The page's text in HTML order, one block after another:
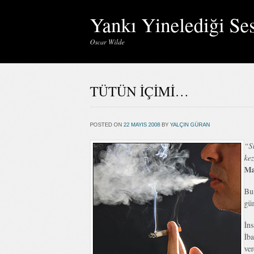
Yankı Yinelediği
Oscar Wilde
TÜTÜN İÇİMİ…
POSTED ON 22 MAYIS 2008 BY YALÇIN GÜRAN